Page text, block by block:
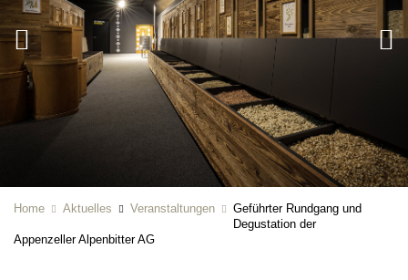
Home Aktuelles Veranstaltungen
Geführter Rundgang und
Degustation der
Appenzeller Alpenbitter AG